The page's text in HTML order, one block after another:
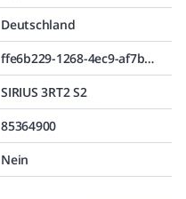
Deutschland
ffe6b229-1268-4ec9-af7b-365ca8bbb5dc
SIRIUS 3RT2 S2
85364900
Nein